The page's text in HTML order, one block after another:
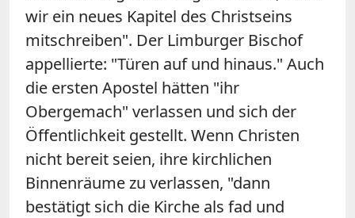
wir ein neues Kapitel des Christseins
mitschreiben". Der Limburger Bischof
appellierte: "Türen auf und hinaus." Auch
die ersten Apostel hätten "ihr
Obergemach" verlassen und sich der
Öffentlichkeit gestellt. Wenn Christen
nicht bereit seien, ihre kirchlichen
Binnenräume zu verlassen, "dann
bestätigt sich die Kirche als fad und